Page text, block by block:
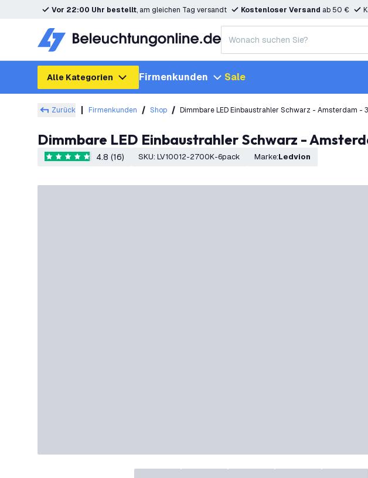
Vor 22:00 Uhr bestellt, am gleichen Tag versandt Kostenloser Versand ab 50 €
Alle Kategorien Firmenkunden Sale
Zurück Firmenkunden Shop Dimmbare LED Einbaustrahler Schwarz - Amsterdam
Dimmbare LED Einbaustrahler Schwarz -
4.8 Bewertungssterne
4.8 (16) SKU: LV10012-2700K-6pack Marke: Ledvion